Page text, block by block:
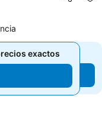
precios exactos
exactos